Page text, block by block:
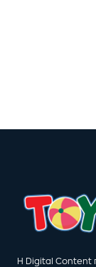
Η Digital Content